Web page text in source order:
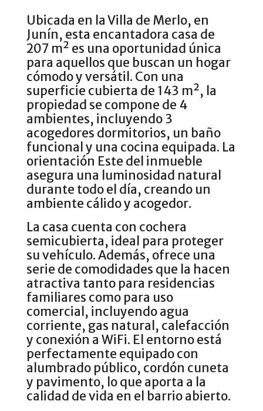
Ubicada en la Villa de Merlo, en
Junín, esta encantadora casa de
207 m² es una oportunidad única
para aquellos que buscan un hogar
cómodo y versátil. Con una
superficie cubierta de 143 m², la
propiedad se compone de 4
ambientes, incluyendo 3
acogedores dormitorios, un baño
funcional y una cocina equipada. La
orientación Este del inmueble
asegura una luminosidad natural
durante todo el día, creando un
ambiente cálido y acogedor.
La casa cuenta con cochera
semicubierta, ideal para proteger
su vehículo. Además, ofrece una
serie de comodidades que la hacen
atractiva tanto para residencias
familiares como para uso
comercial, incluyendo agua
corriente, gas natural, calefacción
y conexión a WiFi. El entorno está
perfectamente equipado con
alumbrado público, cordón cuneta
y pavimento, lo que aporta a la
calidad de vida en el barrio abierto.